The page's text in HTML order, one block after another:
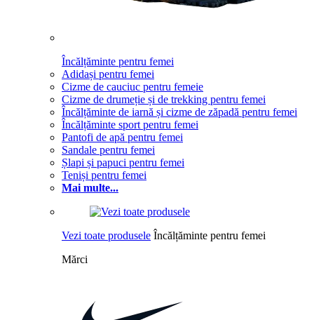
Încălțăminte pentru femei
Adidași pentru femei
Cizme de cauciuc pentru femeie
Cizme de drumeție și de trekking pentru femei
Încălțăminte de iarnă și cizme de zăpadă pentru femei
Încălțăminte sport pentru femei
Pantofi de apă pentru femei
Sandale pentru femei
Șlapi și papuci pentru femei
Teniși pentru femei
Mai multe...
Vezi toate produsele Încălțăminte pentru femei
Mărci